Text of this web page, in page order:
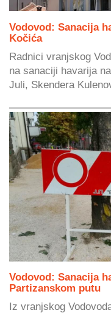
Vodovod: Sanacija
Kočića
Radnici vranjskog
na sanaciji havarija
Juli, Skendera
Vodovod: Sanacija
Partizanskom putu
Iz vranjskog